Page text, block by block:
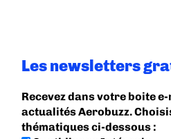
Les newsletters
Recevez dans votre boite
actualités Aerobuzz.
thématiques ci-dessous :